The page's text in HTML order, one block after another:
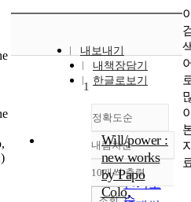
내보내기
내책장담기
한글로보기
정확도순
정확도
순
인기도
내림차순
내림차순
10개씩 출력
1
Will/power :
new works
by Papo
Colo,